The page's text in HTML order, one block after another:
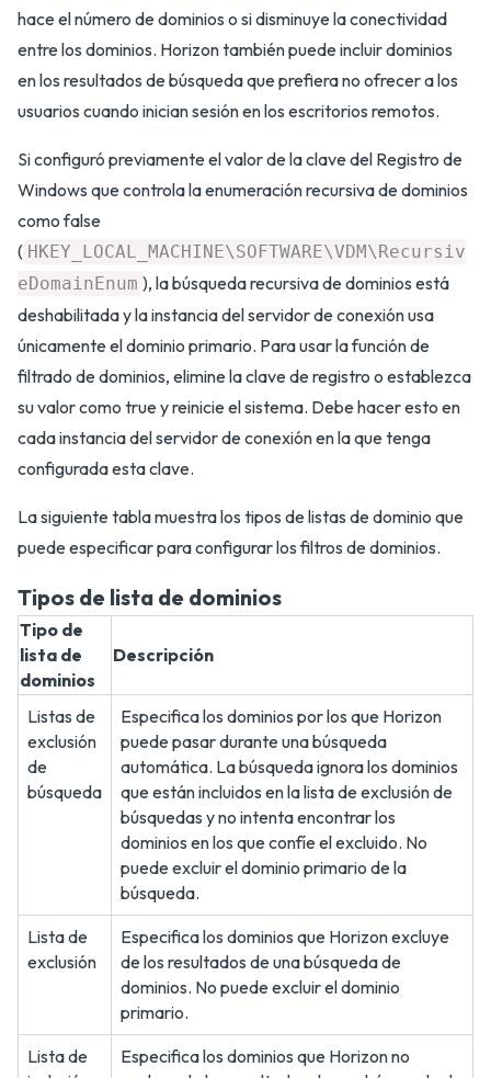
hace el número de dominios o si disminuye la conectividad
entre los dominios. Horizon también puede incluir dominios
en los resultados de búsqueda que prefiera no ofrecer a los
usuarios cuando inician sesión en los escritorios remotos.
Si configuró previamente el valor de la clave del Registro de
Windows que controla la enumeración recursiva de dominios
como false
( HKEY_LOCAL_MACHINE\SOFTWARE\VDM\Recursiv
eDomainEnum ), la búsqueda recursiva de dominios está
deshabilitada y la instancia del servidor de conexión usa
únicamente el dominio primario. Para usar la función de
filtrado de dominios, elimine la clave de registro o establezca
su valor como true y reinicie el sistema. Debe hacer esto en
cada instancia del servidor de conexión en la que tenga
configurada esta clave.
La siguiente tabla muestra los tipos de listas de dominio que
puede especificar para configurar los filtros de dominios.
Tipos de lista de dominios
Tipo de
lista de
dominios
Descripción
Listas de
exclusión
de
búsqueda
Especifica los dominios por los que Horizon
puede pasar durante una búsqueda
automática. La búsqueda ignora los dominios
que están incluidos en la lista de exclusión de
búsquedas y no intenta encontrar los
dominios en los que confíe el excluido. No
puede excluir el dominio primario de la
búsqueda.
Lista de
exclusión
Especifica los dominios que Horizon excluye
de los resultados de una búsqueda de
dominios. No puede excluir el dominio
primario.
Lista de
Especifica los dominios que Horizon no